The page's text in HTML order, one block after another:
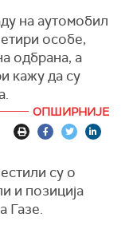
среду поново
рута за
Светски
помоћ
на аутомобил
особе,
одбрана, а
кажу да су
(ИДФ) су током
и
ОПШИРНИЈЕ
су о
и позиција
Газе.